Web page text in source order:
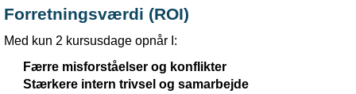
Forretningsværdi (ROI)
Med kun 2 kursusdage opnår I:
Færre misforståelser og konflikter
Stærkere intern trivsel og samarbejde